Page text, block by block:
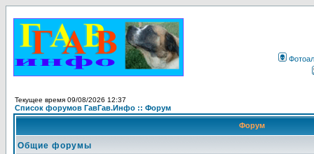
Текущее время 09/08/2026 12:37
Список форумов ГавГав.Инфо :: Форум
Форум
Общие форумы